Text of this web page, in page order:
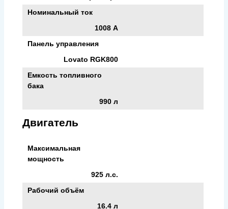
Номинальный ток
1008 А
Панель управления
Lovato RGK800
Емкость топливного
бака
990 л
Двигатель
Максимальная
мощность
925 л.с.
Рабочий объём
16.4 л